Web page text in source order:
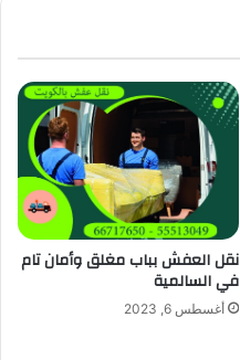
نقل العفش بباب مغلق وأمان تام
في السالمية
أغسطس 6, 2023